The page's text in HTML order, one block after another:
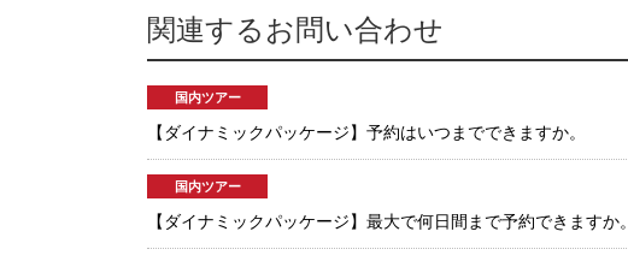
関連するお問い合わせ
国内ツアー
【ダイナミックパッケージ】予約はいつまでできますか。
国内ツアー
【ダイナミックパッケージ】最大で何日間まで予約できますか。